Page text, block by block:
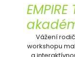
Vážení
workshopu